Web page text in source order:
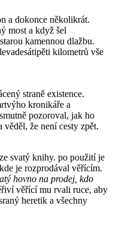
a dokonce několikrát.
most a když šel
kamennou dlažbu.
kilometrů vše
straně existence.
kronikáře a
pozoroval, jak ho
že není cesty zpět.
svatý knihy. po použití je
je rozprodával věřícím.
hovno na prodej, kdo
věřící mu rvali ruce, aby
heretik a všechny